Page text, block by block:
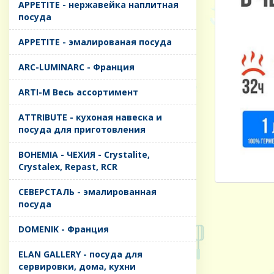
APPETITE - нержавейка наплитная
посуда
APPETITE - эмалированая посуда
ARC-LUMINARC - Франция
ARTI-M Весь ассортимент
ATTRIBUTE - кухоная навеска и
посуда для приготовления
BOHEMIA - ЧЕХИЯ - Crystalite,
Crystalex, Repast, RCR
CЕВЕРСТАЛЬ - эмалированная
посуда
DOMENIK - Франция
ELAN GALLERY - посуда для
сервировки, дома, кухни